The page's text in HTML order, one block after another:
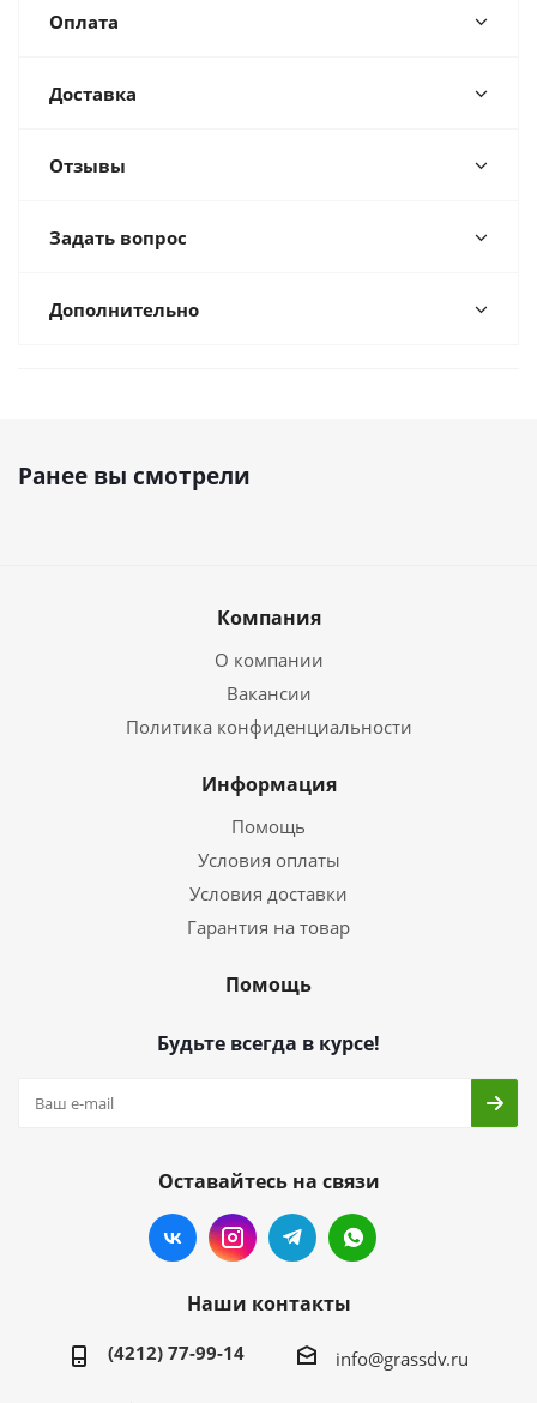
Оплата
Доставка
Отзывы
Задать вопрос
Дополнительно
Ранее вы смотрели
Компания
О компании
Вакансии
Политика конфиденциальности
Информация
Помощь
Условия оплаты
Условия доставки
Гарантия на товар
Помощь
Будьте всегда в курсе!
Оставайтесь на связи
Наши контакты
(4212) 77-99-14 info@grassdv.ru